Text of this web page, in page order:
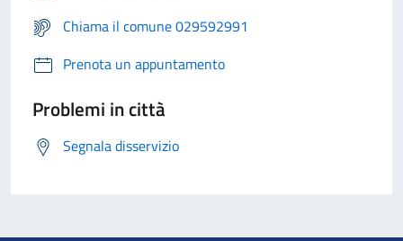
Chiama il comune 029592991
Prenota un appuntamento
Problemi in città
Segnala disservizio